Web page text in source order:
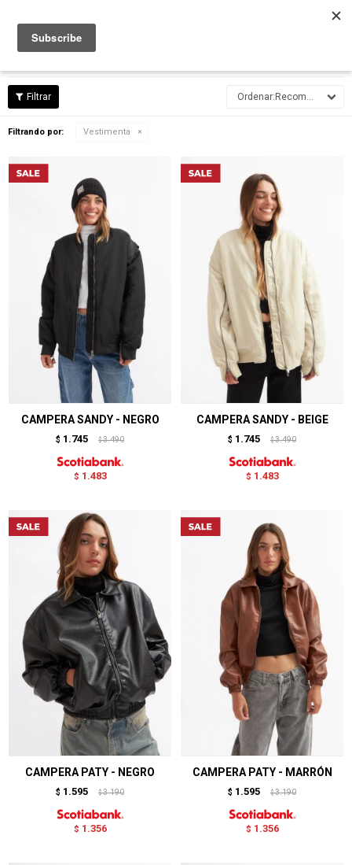

Recomendados
Filtrando por: Vestimenta
CAMPERA SANDY - NEGRO
$ 1.745 $ 3.490
$ 1.483
CAMPERA SANDY - BEIGE
$ 1.745 $ 3.490
$ 1.483
CAMPERA PATY - NEGRO
$ 1.595 $ 3.190
$ 1.356
CAMPERA PATY - MARRÓN
$ 1.595 $ 3.190
$ 1.356